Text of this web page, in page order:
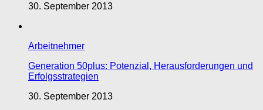
30. September 2013
Arbeitnehmer
Generation 50plus: Potenzial, Herausforderungen und
Erfolgsstrategien
30. September 2013